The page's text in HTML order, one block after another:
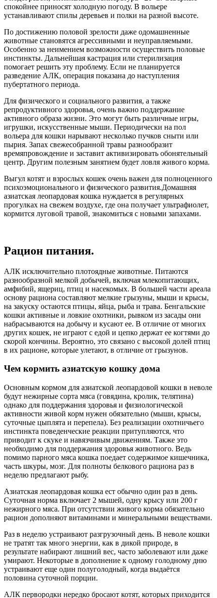
спокойнее приносят холодную погоду. В вольере
устанавливают спилы деревьев и полки на разной высоте.
По достижению половой зрелости даже одомашненные
животные становятся агрессивными и неуправляемыми.
Особенно за неимением возможности осуществить половые
инстинкты. Дальнейшая кастрация или стерилизация
помогает решить эту проблему. Если не планируется
разведение АЛК, операция показана до наступления
пубертатного периода.
Для физического и социального развития, а также
репродуктивного здоровья, очень важно поддержание
активного образа жизни. Это могут быть различные игры,
игрушки, искусственные мыши. Периодически на пол
вольера для кошки нарывают несколько пучков сныти или
пырия. Запах свежесобранной травы разнообразит
времяпровождение и заставит активизировать обонятельный
центр. Другим полезным занятием будет ловля живого корма.
Выгул котят и взрослых кошек очень важен для полноценного
психоэмоционального и физического развития.Домашняя
азиатская леопардовая кошка нуждается в регулярных
прогулках на свежем воздухе, где она получает ультрафиолет,
кормится луговой травой, знакомиться с новыми запахами.
Рацион питания.
АЛК исключительно плотоядные животные. Питаются
разнообразной мелкой добычей, включая млекопитающих,
амфибий, ящериц, птиц и насекомых. В большей части ареала
основу рациона составляют мелкие грызуны, мыши и крысы,
на закуску остаются птицы, яйца, рыба и трава. Бенгальские
кошки активные и ловкие охотники, рывком из засады они
набрасываются на добычу и кусают ее. В отличие от многих
других кошек, не играют с едой и цепко держат ее когтями до
скорой кончины. Вероятно, это связано с высокой долей птиц
в их рационе, которые улетают, в отличие от грызунов.
Чем кормить азиатскую кошку дома
Основным кормом для азиатской леопардовой кошки в неволе
будут нежирные сорта мяса (говядина, кролик, телятина)
однако для поддержания здоровья и физиологической
активности живой корм нужен обязательно (мыши, крысы,
суточные цыплята и перепела). Без реализации охотничьего
инстинкта поведенческие реакции притупляются, что
приводит к скуке и навязчивым движениям. Также это
необходимо для поддержания здоровья животного. Ведь
помимо парного мяса кошка поедает содержимое кишечника,
часть шкуры, мозг. Для полноты белкового рациона раз в
неделю предлагают рыбу.
Азиатская леопардовая кошка ест обычно один раз в день.
Суточная норма включает 2 мышей, одну крысу или 200 г
нежирного мяса. При отсутствии живого корма обязательно
рацион дополняют витаминами и минеральными веществами.
Раз в неделю устраивают разгрузочный день. В неволе кошки
не тратят так много энергии, как в дикой природе, в
результате набирают лишний вес, часто заболевают или даже
умирают. Некоторые в дополнение к одному голодному дню
устраивают еще один полуголодный, когда выдаётся
половина суточной порции.
АЛК первородки нередко бросают котят, которых приходится